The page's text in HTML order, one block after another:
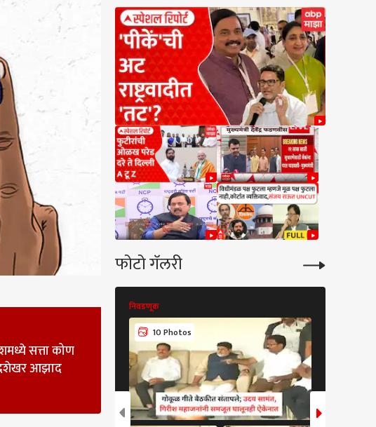
सत्ता कोण
आझाद
फोटो गॅलरी
निवडणूक
10 Photos